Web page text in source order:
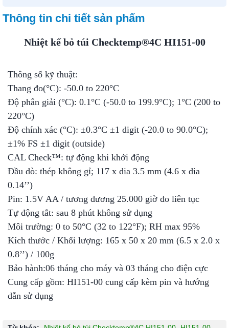
Thông tin chi tiết sản phẩm
Nhiệt kế bỏ túi Checktemp®4C HI151-00
Thông số kỹ thuật:
Thang đo(°C): -50.0 to 220°C
Độ phân giải (°C): 0.1°C (-50.0 to 199.9°C); 1°C (200 to
220°C)
Độ chính xác (°C): ±0.3°C ±1 digit (-20.0 to 90.0°C);
±1% FS ±1 digit (outside)
CAL Check™: tự động khi khởi động
Đầu dò: thép không gỉ; 117 x dia 3.5 mm (4.6 x dia
0.14’’)
Pin: 1.5V AA / tương đương 25.000 giờ đo liên tục
Tự động tắt: sau 8 phút không sử dụng
Môi trường: 0 to 50°C (32 to 122°F); RH max 95%
Kích thước / Khối lượng: 165 x 50 x 20 mm (6.5 x 2.0 x
0.8’’) / 100g
Bảo hành:06 tháng cho máy và 03 tháng cho điện cực
Cung cấp gồm: HI151-00 cung cấp kèm pin và hướng
dẫn sử dụng